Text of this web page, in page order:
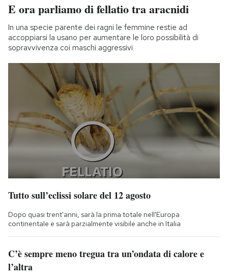
E ora parliamo di fellatio tra aracnidi
In una specie parente dei ragni le femmine restie ad
accoppiarsi la usano per aumentare le loro possibilità di
sopravvivenza coi maschi aggressivi
Tutto sull’eclissi solare del 12 agosto
Dopo quasi trent'anni, sarà la prima totale nell'Europa
continentale e sarà parzialmente visibile anche in Italia
C’è sempre meno tregua tra un’ondata di calore e
l’altra